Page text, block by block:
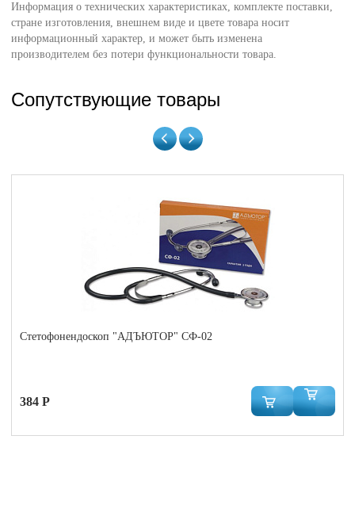
Информация о технических характеристиках, комплекте поставки,
стране изготовления, внешнем виде и цвете товара носит
информационный характер, и может быть изменена
производителем без потери функциональности товара.
Сопутствующие товары
Стетофонендоскоп "АДЪЮТОР" СФ-02
384 Р